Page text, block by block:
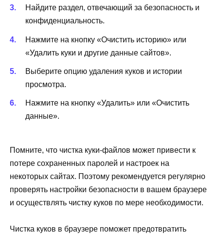
Найдите раздел, отвечающий за безопасность и
конфиденциальность.
Нажмите на кнопку «Очистить историю» или
«Удалить куки и другие данные сайтов».
Выберите опцию удаления куков и истории
просмотра.
Нажмите на кнопку «Удалить» или «Очистить
данные».
Помните, что чистка куки-файлов может привести к
потере сохраненных паролей и настроек на
некоторых сайтах. Поэтому рекомендуется регулярно
проверять настройки безопасности в вашем браузере
и осуществлять чистку куков по мере необходимости.
Чистка куков в браузере поможет предотвратить